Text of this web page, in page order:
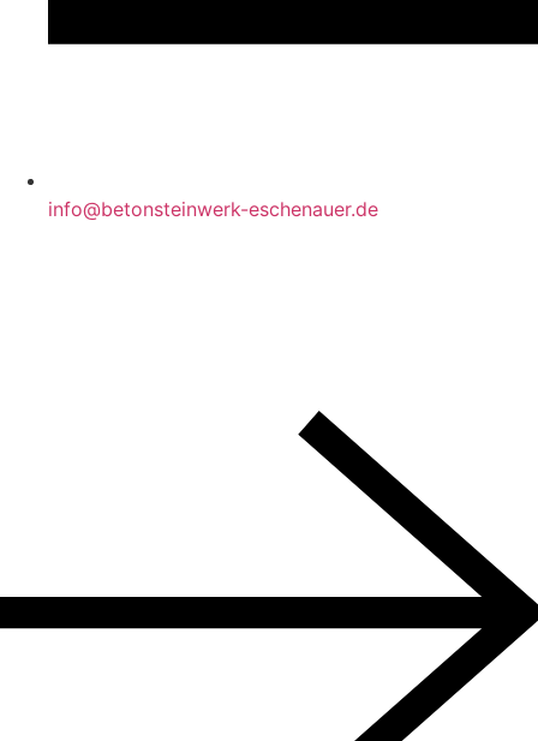
info@betonsteinwerk-eschenauer.de